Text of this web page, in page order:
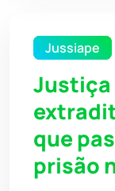
Jussiape
que
prisão